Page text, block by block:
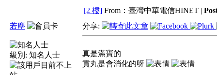
[2 樓] From：臺灣中華電信HINET |
若塵
級別: 知名人士
分享:
真是滿寶的
貢丸是會消化的呀